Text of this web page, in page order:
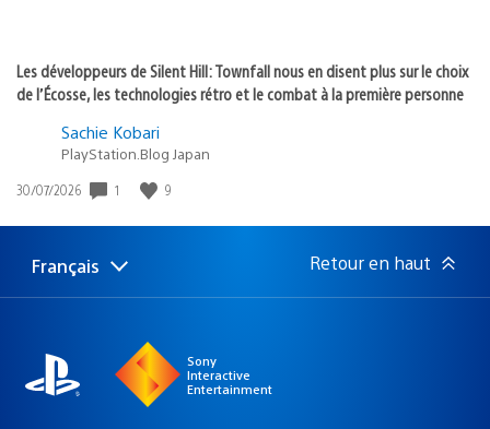
Les développeurs de Silent Hill: Townfall nous en disent plus sur le choix
de l’Écosse, les technologies rétro et le combat à la première personne
Sachie Kobari
PlayStation.Blog Japan
Date
publication
30/07/2026 1 9
Choisir
une
Région
actuelle
Français Retour en haut
Sony
Interactive
Entertainment